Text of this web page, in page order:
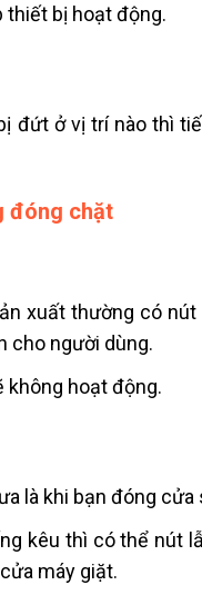
thiết bị hoạt động.
đứt ở vị trí nào thì
đóng chặt
xuất thường có
cho người dùng.
không hoạt động.
là khi bạn đóng cửa
kêu thì có thể nút
máy giặt.